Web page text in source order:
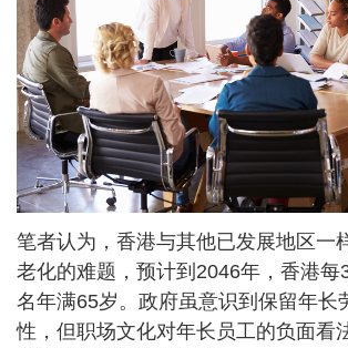
笔者认为，香港与其他已发展地区一
老化的难题，预计到2046年，香港每
名年满65岁。政府虽意识到保留年长
性，但职场文化对年长员工的负面看